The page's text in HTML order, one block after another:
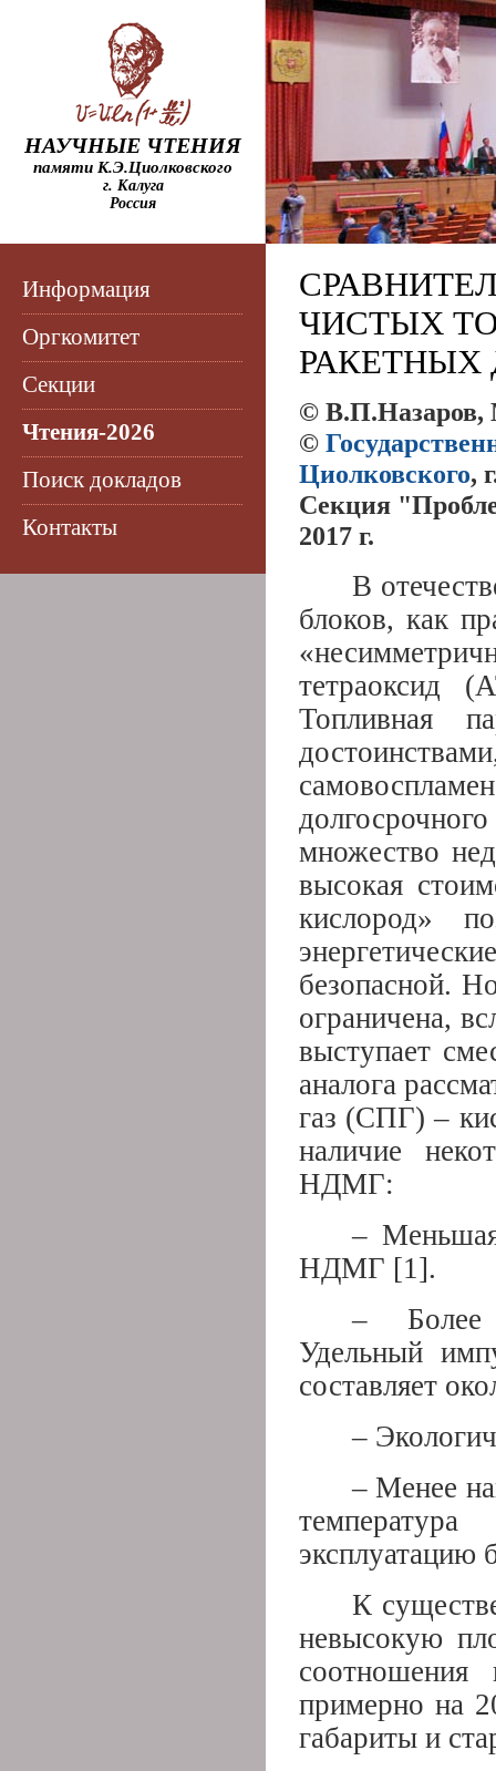
НАУЧНЫЕ ЧТЕНИЯ
памяти К.Э.Циолковского
г. Калуга
Россия
Информация
Оргкомитет
Секции
Чтения-2026
Поиск докладов
Контакты
ЧИСТЫХ
РАКЕТНЫХ
©
©
Циолковского,
Секция
2017 г.
В
блоков, как
тетраоксид
Топливная
множество
высокая
кислород»
безопасной.
ограничена,
выступает
аналога
газ (СПГ) –
наличие
НДМГ:
–
НДМГ [1].
– Более
Удельный
составляет
–
– Менее
эксплуатацию
К
невысокую
соотношения
примерно на
габариты и